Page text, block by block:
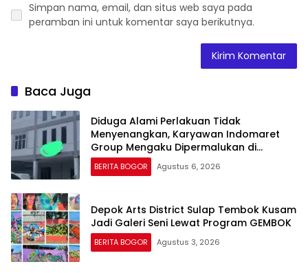
Simpan nama, email, dan situs web saya pada
peramban ini untuk komentar saya berikutnya.
Baca Juga
Diduga Alami Perlakuan Tidak
Menyenangkan, Karyawan Indomaret
Group Mengaku Dipermalukan di
Hadapan Rekan Kerja
BERITA BOGOR Agustus 6, 2026
Depok Arts District Sulap Tembok Kusam
Jadi Galeri Seni Lewat Program GEMBOK
BERITA BOGOR Agustus 3, 2026